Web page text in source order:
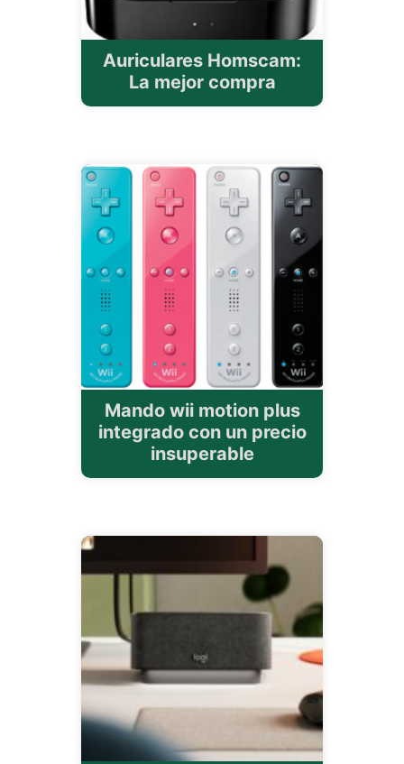
Auriculares Homscam:
La mejor compra
Mando wii motion plus
integrado con un precio
insuperable